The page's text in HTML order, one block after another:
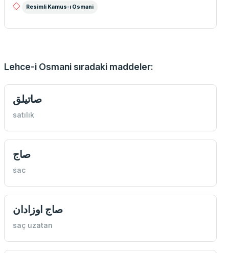
Resimli Kamus-ı Osmani
Lehce-i Osmani sıradaki maddeler:
صاتيلق
satılık
صاج
sac
صاج اوزادان
saç uzatan